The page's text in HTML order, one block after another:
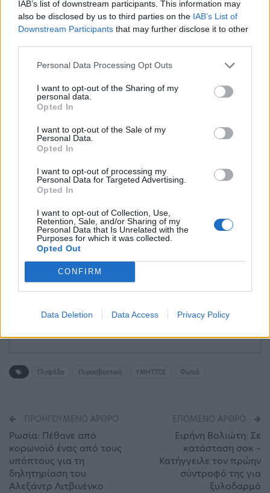
IAB’s list of downstream participants. This information may
also be disclosed by us to third parties on the IAB’s List of
Downstream Participants that may further disclose it to other
Personal Data Processing Opt Outs
I want to opt-out of the Sharing of my
personal data.
Opted In
I want to opt-out of the Sale of my
Personal Data.
Opted In
I want to opt-out of processing my
Personal Data for Targeted Advertising.
Opted In
I want to opt-out of Collection, Use,
Retention, Sale, and/or Sharing of my
Personal Data that Is Unrelated with the
Purposes for which it was collected.
Opted Out
CONFIRM
Data Deletion Data Access Privacy Policy
Γλυφάδα Πυροσβεστική ΥΜΗΤΤΟΣ Φωτιά
ΠΡΟΗΓΟΎΜΕΝΟ ΆΡΘΡΟ
Ρωσία: Πέθανε από
κορωνοϊό ένας από τους
υπόπτους για τη
δηλητηρίαση του
Αλεξάντρ Λιτβινένκο
ΕΠΌΜΕΝΟ ΆΡΘΡΟ
Ειρήνη Βολιώτη: Σε
κατάσταση σοκ –
Κατήγγειλε τον πρώην
σύντροφό της για
ξυλοδαρμό